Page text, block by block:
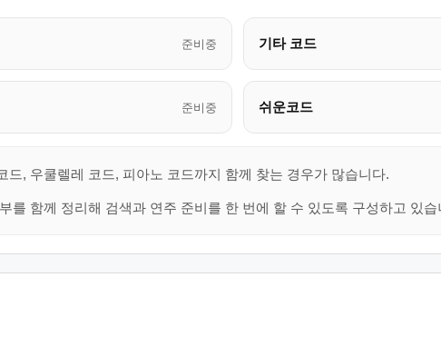
준비중 기타 코드
준비중 쉬운코드
드, 우쿨렐레 코드, 피아노 코드까지 함께 찾는 경우가 많습니다.
를 함께 정리해 검색과 연주 준비를 한 번에 할 수 있도록 구성하고 있습